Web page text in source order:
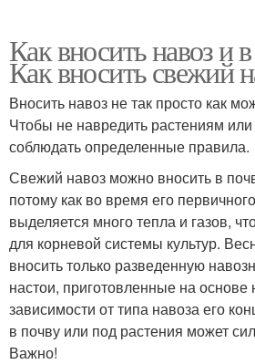
Как вносить навоз и
Как вносить свежий
Вносить навоз не так просто как
Чтобы не навредить растениям
соблюдать определенные правила.
Свежий навоз можно вносить в
потому как во время его
выделяется много тепла и газов,
для корневой системы культур.
вносить только разведенную
настои, приготовленные на основе
зависимости от типа навоза его
в почву или под растения может
Важно!